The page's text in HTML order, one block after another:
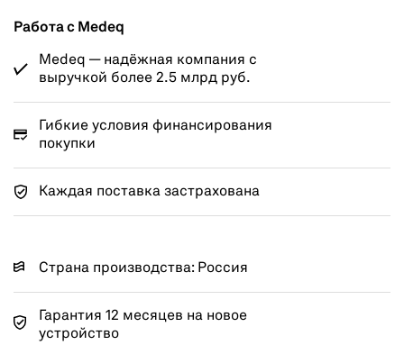
Работа с Medeq
Medeq — надёжная компания с
выручкой более 2.5 млрд руб.
Гибкие условия финансирования
покупки
Каждая поставка застрахована
Страна производства: Россия
Гарантия 12 месяцев на новое
устройство